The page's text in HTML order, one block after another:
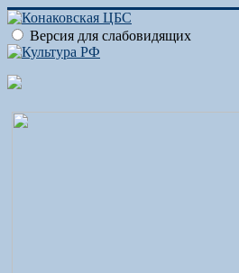
Версия для слабовидящих